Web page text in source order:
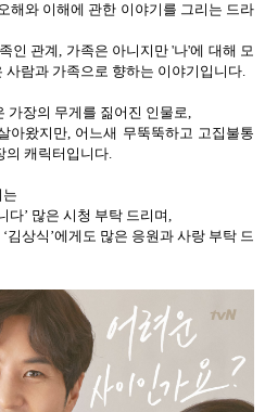
해와 이해에 관한 이야기를 그리는 드라
인 관계, 가족은 아니지만 '나'에 대해 모
사람과 가족으로 향하는 이야기입니다.
가장의 무게를 짊어진 인물로,
아왔지만, 어느새 무뚝뚝하고 고집불통
의 캐릭터입니다.
는
다’ 많은 시청 부탁 드리며,
‘김상식 ’에게도 많은 응원과 사랑 부탁 드